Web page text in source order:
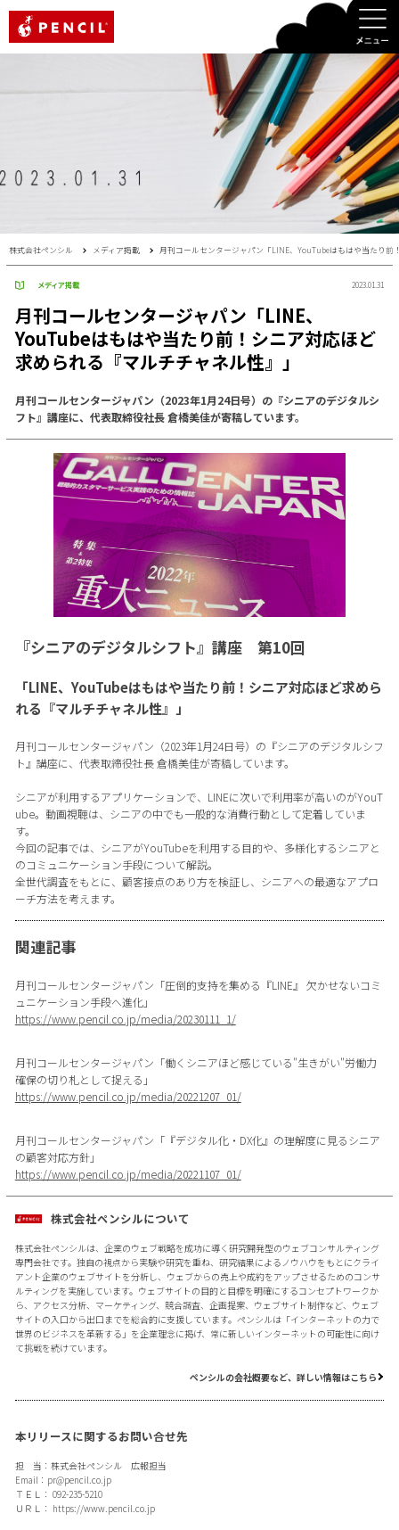
株式会社ペンシル メディア掲載 月刊コールセンタージャパン「LINE、YouTubeはもはや当たり
メディア掲載 2023.01.31
月刊コールセンタージャパン「LINE、
YouTubeはもはや当たり前！シニア対応ほど
求められる『マルチチャネル性』」
月刊コールセンタージャパン（2023年1月24日号）の『シニアのデジタルシ
フト』講座に、代表取締役社長 倉橋美佳が寄稿しています。
『シニアのデジタルシフト』講座 第10回
「LINE、YouTubeはもはや当たり前！シニア対応ほど求めら
れる『マルチチャネル性』」
月刊コールセンタージャパン（2023年1月24日号）の『シニアのデジタルシフ
ト』講座に、代表取締役社長 倉橋美佳が寄稿しています。
シニアが利用するアプリケーションで、LINEに次いで利用率が高いのがYouT
ube。動画視聴は、シニアの中でも一般的な消費行動として定着していま
す。
今回の記事では、シニアがYouTubeを利用する目的や、多様化するシニアと
のコミュニケーション手段について解説。
全世代調査をもとに、顧客接点のあり方を検証し、シニアへの最適なアプロ
ーチ方法を考えます。
関連記事
月刊コールセンタージャパン「圧倒的支持を集める『LINE』 欠かせないコミ
ュニケーション手段へ進化」
https://www.pencil.co.jp/media/20230111_1/
月刊コールセンタージャパン「働くシニアほど感じている"生きがい"労働力
確保の切り札として捉える」
https://www.pencil.co.jp/media/20221207_01/
月刊コールセンタージャパン「『デジタル化・DX化』の理解度に見るシニア
の顧客対応方針」
https://www.pencil.co.jp/media/20221107_01/
株式会社ペンシルについて
株式会社ペンシルは、企業のウェブ戦略を成功に導く研究開発型のウェブコンサルティング
専門会社です。独自の視点から実験や研究を重ね、研究結果によるノウハウをもとにクライ
アント企業のウェブサイトを分析し、ウェブからの売上や成約をアップさせるためのコンサ
ルティングを実施しています。ウェブサイトの目的と目標を明確にするコンセプトワークか
ら、アクセス分析、マーケティング、競合調査、企画提案、ウェブサイト制作など、ウェブ
サイトの入口から出口までを総合的に支援しています。ペンシルは「インターネットの力で
世界のビジネスを革新する」を企業理念に掲げ、常に新しいインターネットの可能性に向け
て挑戦を続けています。
ペンシルの会社概要など、詳しい情報はこちら
本リリースに関するお問い合せ先
担 当：株式会社ペンシル 広報担当
Email： pr@pencil.co.jp
ＴＥＬ： 092-235-5210
ＵＲＬ： https://www.pencil.co.jp